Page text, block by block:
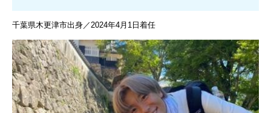
千葉県木更津市出身／2024年4月1日着任